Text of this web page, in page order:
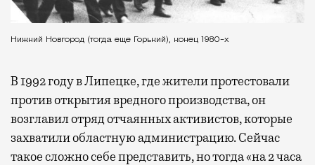
Нижний Новгород (тогда еще Горький), конец 1980-х
В 1992 году в Липецке, где жители протестовали
против открытия вредного производства, он
возглавил отряд отчаянных активистов, которые
захватили областную администрацию. Сейчас
такое сложно себе представить, но тогда «на 2 часа